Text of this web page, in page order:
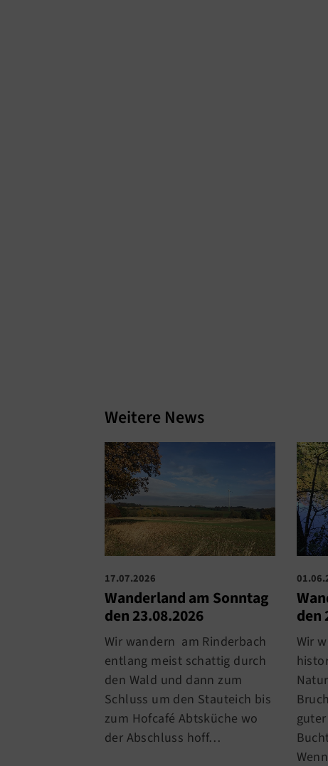
Weitere News
17.07.2026
Wanderland am Sonntag
den 23.08.2026
Wir wandern am Rinderbach
entlang meist schattig durch
den Wald und dann zum
Schluss um den Stauteich bis
zum Hofcafé Abtsküche wo
der Abschluss hoff…
den
Wir